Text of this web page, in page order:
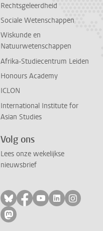
Rechtsgeleerdheid
Sociale Wetenschappen
Wiskunde en
Natuurwetenschappen
Afrika-Studiecentrum Leiden
Honours Academy
ICLON
International Institute for
Asian Studies
Volg ons
Lees onze wekelijkse
nieuwsbrief
Volg ons op bluesky
Volg ons op
Volg ons op
Volg ons
Volg
Volg ons op mastodon